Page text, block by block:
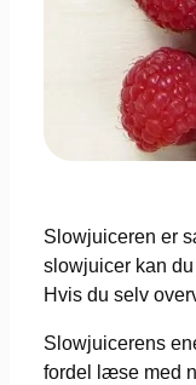
Slowjuiceren er
slowjuicer kan
Hvis du selv
Slowjuicerens
fordel læse med